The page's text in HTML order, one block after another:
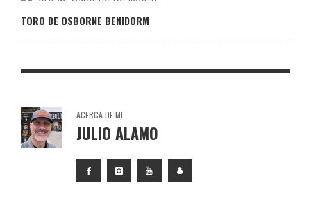
TORO DE OSBORNE BENIDORM
ACERCA DE MI
JULIO ALAMO